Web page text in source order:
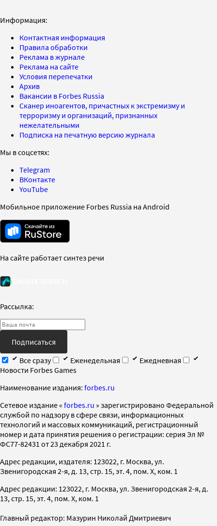
Информация:
Контактная информация
Правила обработки
Реклама в журнале
Реклама на сайте
Условия перепечатки
Архив
Вакансии в Forbes Russia
Сканер иноагентов, причастных к экстремизму и
терроризму и организаций, признанных
нежелательными
Подписка на печатную версию журнала
Мы в соцсетях:
Telegram
ВКонтакте
YouTube
Мобильное приложение Forbes Russia на Android
На сайте работает синтез речи
Рассылка:
Подписаться
Все сразу
Еженедельная
Ежедневная
Новости Forbes Games
Наименование издания: forbes.ru
Cетевое издание « forbes.ru » зарегистрировано Федеральной
службой по надзору в сфере связи, информационных
технологий и массовых коммуникаций, регистрационный
номер и дата принятия решения о регистрации: серия Эл №
ФС77-82431 от 23 декабря 2021 г.
Адрес редакции, издателя: 123022, г. Москва, ул.
Звенигородская 2-я, д. 13, стр. 15, эт. 4, пом. X, ком. 1
Адрес редакции: 123022, г. Москва, ул. Звенигородская 2-я, д.
13, стр. 15, эт. 4, пом. X, ком. 1
Главный редактор: Мазурин Николай Дмитриевич